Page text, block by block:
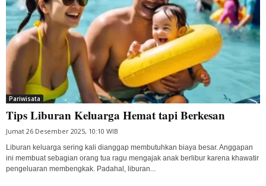
Pariwisata
Tips Liburan Keluarga Hemat tapi Berkesan
Jumat 26 Desember 2025, 10:10 WIB
Liburan keluarga sering kali dianggap membutuhkan biaya besar. Anggapan
ini membuat sebagian orang tua ragu mengajak anak berlibur karena khawatir
pengeluaran membengkak. Padahal, liburan...